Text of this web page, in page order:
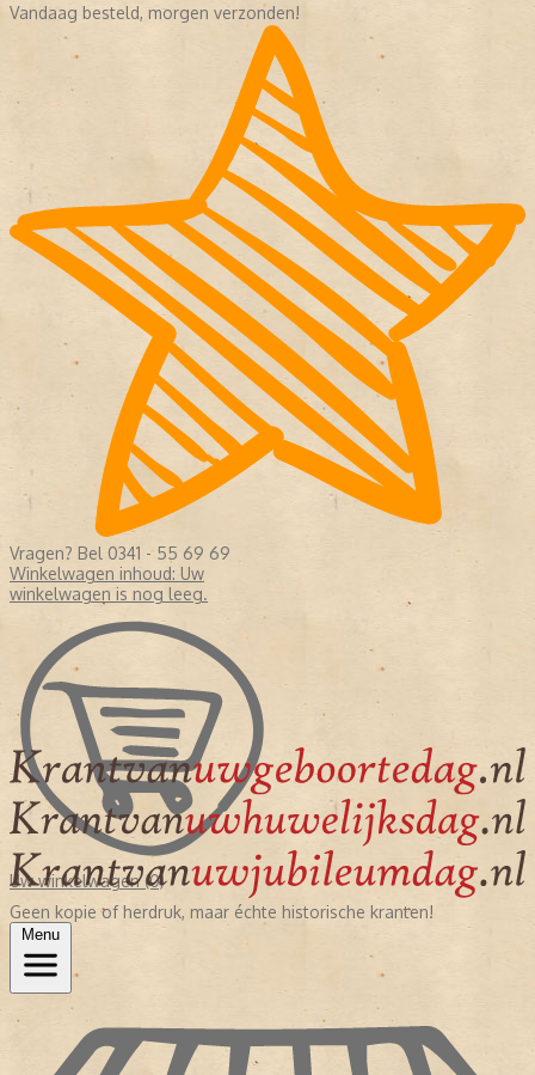
Vandaag besteld, morgen verzonden!
Vragen? Bel 0341 - 55 69 69
Winkelwagen inhoud: Uw
winkelwagen is nog leeg.
Uw winkelwagen (0)
Geen kopie of herdruk, maar échte historische kranten!
Menu